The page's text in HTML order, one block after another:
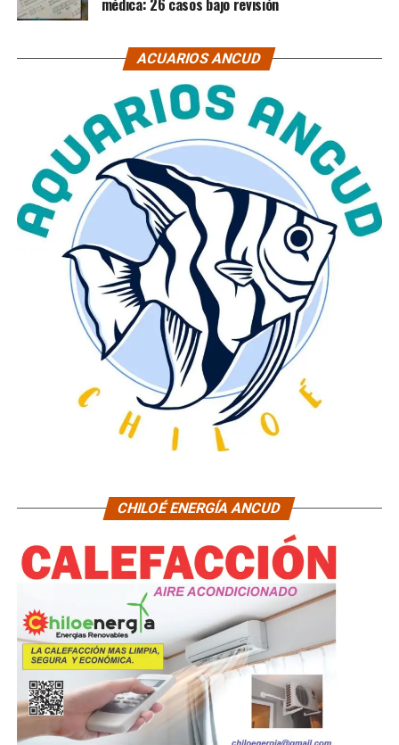
médica: 26 casos bajo revisión
ACUARIOS ANCUD
CHILOÉ ENERGÍA ANCUD